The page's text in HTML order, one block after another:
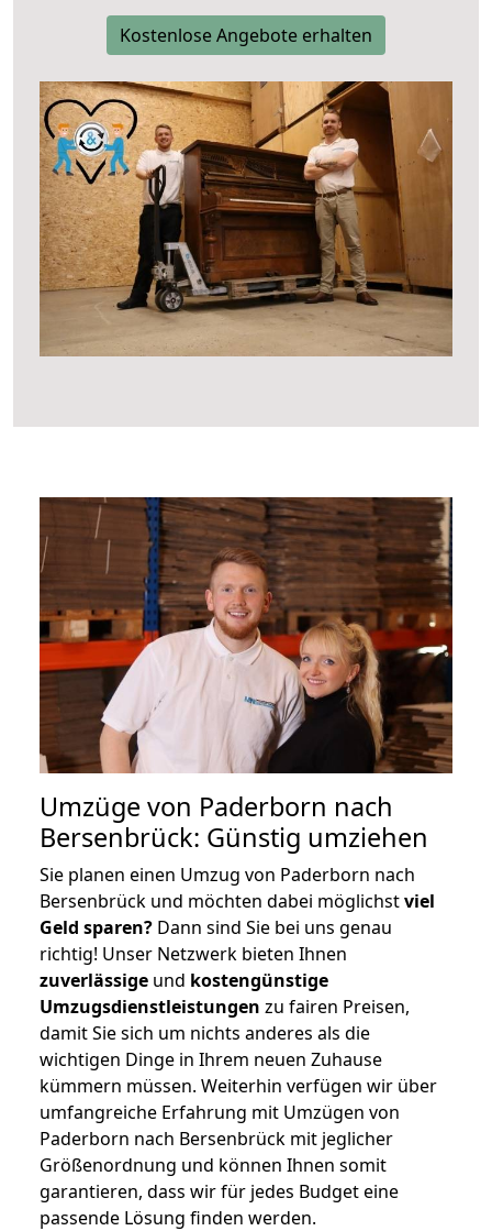
Kostenlose Angebote erhalten
Umzüge von Paderborn nach
Bersenbrück: Günstig umziehen
Sie planen einen Umzug von Paderborn nach
Bersenbrück und möchten dabei möglichstviel
Geld sparen? Dann sind Sie bei uns genau
richtig! Unser Netzwerk bieten Ihnen
zuverlässige und kostengünstige
Umzugsdienstleistungen zu fairen Preisen,
damit Sie sich um nichts anderes als die
wichtigen Dinge in Ihrem neuen Zuhause
kümmern müssen. Weiterhin verfügen wir über
umfangreiche Erfahrung mit Umzügen von
Paderborn nach Bersenbrück mit jeglicher
Größenordnung und können Ihnen somit
garantieren, dass wir für jedes Budget eine
passende Lösung finden werden.